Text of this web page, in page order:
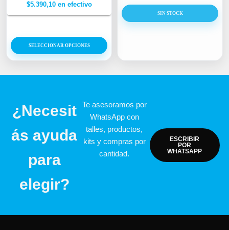
SIN STOCK
$5.390,10en efectivo
SELECCIONAR OPCIONES
¿Necesit
ás ayuda
para
elegir?
Te asesoramos por
WhatsApp con
talles, productos,
kits y compras por
cantidad.
ESCRIBIR
POR
WHATSAPP